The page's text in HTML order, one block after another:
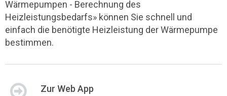
Wärmepumpen - Berechnung des
Heizleistungsbedarfs» können Sie schnell und
einfach die benötigte Heizleistung der Wärmepumpe
bestimmen.
Zur Web App